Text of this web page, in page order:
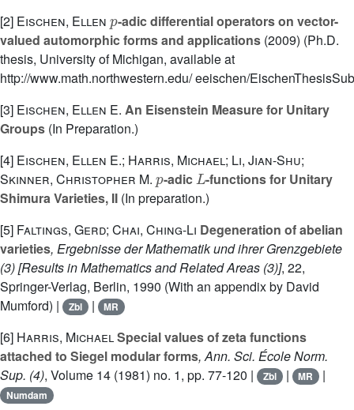
[2] Eischen, Ellen
-adic differential operators on vector-
valued automorphic forms and applications (2009) (Ph.D.
thesis, University of Michigan, available at
http://www.math.northwestern.edu/ eeischen/
[3] Eischen, Ellen E. An Eisenstein Measure for Unitary
Groups (In Preparation.)
[4] Eischen, Ellen E.; Harris, Michael; Li, Jian-Shu;
Skinner, Christopher M.
p
-adic
L
-functions for Unitary
Shimura Varieties, II (In preparation.)
[5] Faltings, Gerd; Chai, Ching-Li Degeneration of abelian
varieties, Ergebnisse der Mathematik und ihrer Grenzgebiete
(3) [Results in Mathematics and Related Areas (3)], 22,
Springer-Verlag, Berlin, 1990 (With an appendix by David
Mumford) |
Zbl | MR
[6] Harris, MichaelSpecial values of zeta functions
attached to Siegel modular forms, Ann. Sci. École Norm.
Sup. (4), Volume 14 (1981) no. 1, pp. 77-120 | Zbl | MR |
Numdam